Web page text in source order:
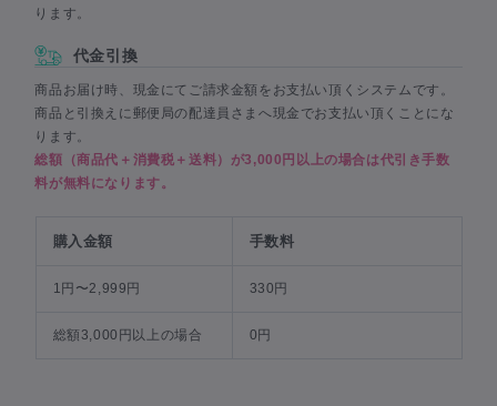
ります。
代金引換
商品お届け時、現金にてご請求金額をお支払い頂くシステムです。
商品と引換えに郵便局の配達員さまへ現金でお支払い頂くことにな
ります。
総額（商品代＋消費税＋送料）が3,000円以上の場合は代引き手数
料が無料になります。
購入金額 手数料
1円〜2,999円 330円
総額3,000円以上の場合 0円